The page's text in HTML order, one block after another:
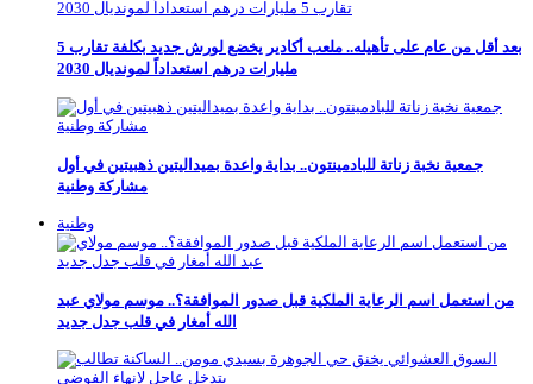
بعد أقل من عام على تأهيله.. ملعب أكادير يخضع لورش جديد بكلفة تقارب 5
مليارات درهم استعداداً لمونديال 2030
جمعية نخبة زناتة للبادمينتون.. بداية واعدة بميداليتين ذهبيتين في أول
مشاركة وطنية
وطنية
من استعمل اسم الرعاية الملكية قبل صدور الموافقة؟.. موسم مولاي عبد
الله أمغار في قلب جدل جديد